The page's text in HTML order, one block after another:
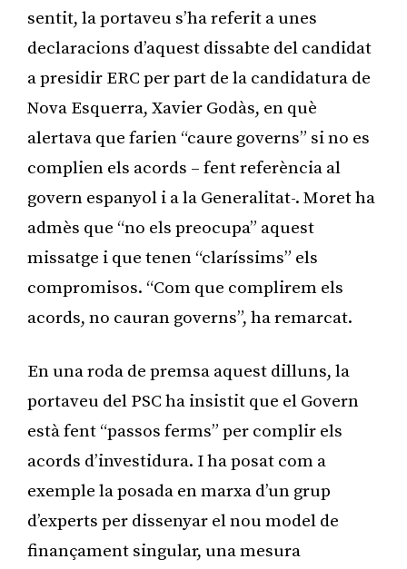
sentit, la portaveu s’ha referit a unes
declaracions d’aquest dissabte del candidat
a presidir ERC per part de la candidatura de
Nova Esquerra, Xavier Godàs, en què
alertava que farien “caure governs” si no es
complien els acords – fent referència al
govern espanyol i a la Generalitat-. Moret ha
admès que “no els preocupa” aquest
missatge i que tenen “claríssims” els
compromisos. “Com que complirem els
acords, no cauran governs”, ha remarcat.
En una roda de premsa aquest dilluns, la
portaveu del PSC ha insistit que el Govern
està fent “passos ferms” per complir els
acords d’investidura. I ha posat com a
exemple la posada en marxa d’un grup
d’experts per dissenyar el nou model de
finançament singular, una mesura